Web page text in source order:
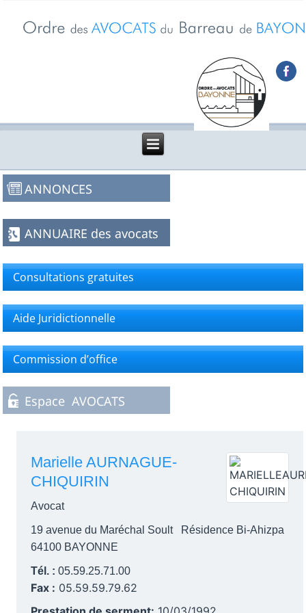
Consultations gratuites
Aide Juridictionnelle
Commission d’office
Marielle AURNAGUE-
CHIQUIRIN
Avocat
19 avenue du Maréchal Soult Résidence Bi-Ahizpa
64100 BAYONNE
Tél. : 05.59.25.71.00
Fax : 05.59.59.79.62